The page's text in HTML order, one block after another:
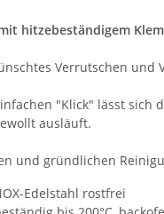
hitzebeständigem
Verrutschen und
"Klick" lässt sich
ausläuft.
und gründlichen
Edelstahl rostfrei